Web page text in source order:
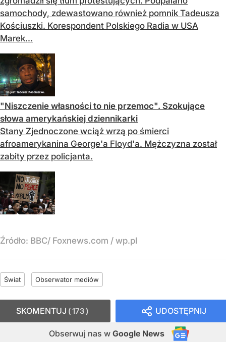
samochody, zdewastowano również pomnik Tadeusza
Kościuszki. Korespondent Polskiego Radia w USA
Marek...
"Niszczenie własności to nie przemoc". Szokujące
słowa amerykańskiej dziennikarki
Stany Zjednoczone wciąż wrzą po śmierci
afroamerykanina George'a Floyd'a. Mężczyzna został
zabity przez policjanta.
Źródło: BBC/ Foxnews.com / wp.pl
Świat Obserwator mediów
UDOSTĘPNIJ
Obserwuj nas w Google News
SKOMENTUJ 173